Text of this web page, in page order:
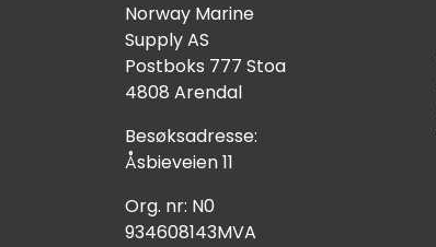
Norway Marine
Supply AS
Postboks 777 Stoa
4808 Arendal
Besøksadresse:
Åsbieveien 11
Org. nr: N0
934608143MVA